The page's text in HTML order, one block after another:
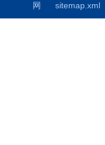
网
sitemap.xml